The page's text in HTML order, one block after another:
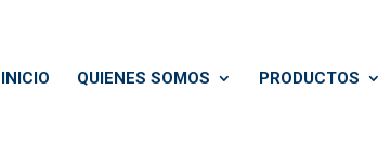
INICIO QUIENES SOMOS PRODUCTOS